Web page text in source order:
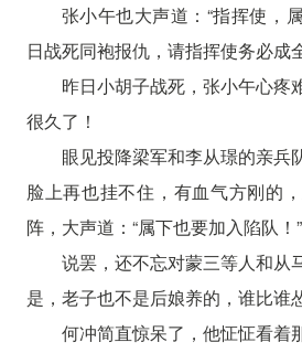
张小午也大声道：“指挥使，
日战死同袍报仇，请指挥使务必成
昨日小胡子战死，张小午心疼
很久了！
眼见投降梁军和李从璟的亲兵
脸上再也挂不住，有血气方刚的
阵，大声道：“属下也要加入陷队！”
说罢，还不忘对蒙三等人和从
是，老子也不是后娘养的，谁比谁
何冲简直惊呆了，他怔怔看着